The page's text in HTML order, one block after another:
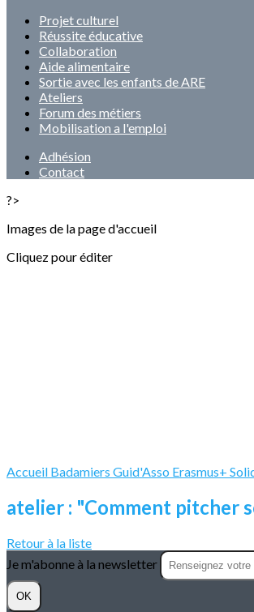
Projet culturel
Réussite éducative
Collaboration
Aide alimentaire
Sortie avec les enfants de ARE
Ateliers
Forum des métiers
Mobilisation a l'emploi
Adhésion
Contact
?>
Images de la page d'accueil
Cliquez pour éditer
Accueil Badamiers Guid'Asso Erasmus+
atelier : "Comment pitcher
Retour à la liste
Je m'abonne à la newsletter
OK